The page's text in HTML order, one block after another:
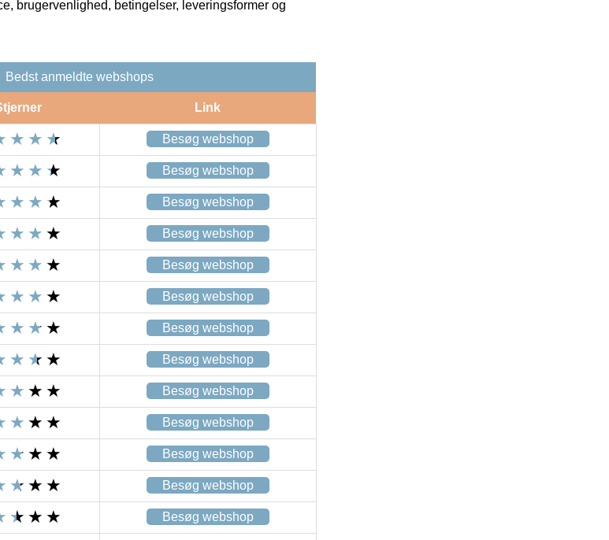
brugervenlighed, betingelser, leveringsformer og
Bedst anmeldte webshops
Link
Besøg webshop
Besøg webshop
Besøg webshop
Besøg webshop
Besøg webshop
Besøg webshop
Besøg webshop
Besøg webshop
Besøg webshop
Besøg webshop
Besøg webshop
Besøg webshop
Besøg webshop